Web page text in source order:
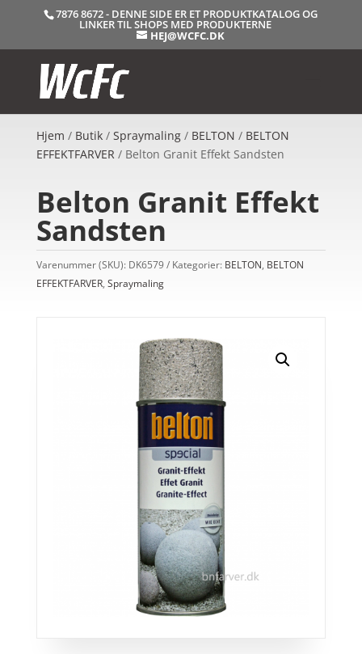
7876 8672 - DENNE SIDE ER ET PRODUKTKATALOG OG
LINKER TIL SHOPS MED PRODUKTERNE
HEJ@WCFC.DK
Hjem / Butik/ Spraymaling/ BELTON / BELTON
EFFEKTFARVER/ Belton Granit Effekt Sandsten
Belton Granit Effekt
Sandsten
Varenummer (SKU): DK6579 Kategorier: BELTON, BELTON
EFFEKTFARVER, Spraymaling